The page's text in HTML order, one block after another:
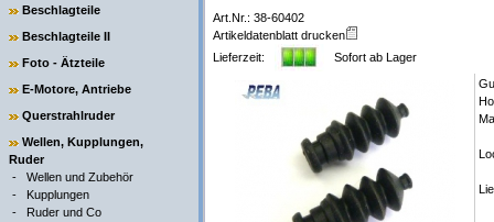
Beschlagteile
Beschlagteile II
Foto - Ätzteile
E-Motore, Antriebe
Querstrahlruder
Wellen, Kupplungen,
Ruder
- Wellen und Zubehör
- Kupplungen
- Ruder und Co
Art.Nr.: 38-60402
Artikeldatenblatt drucken
Lieferzeit:
Sofort ab Lager